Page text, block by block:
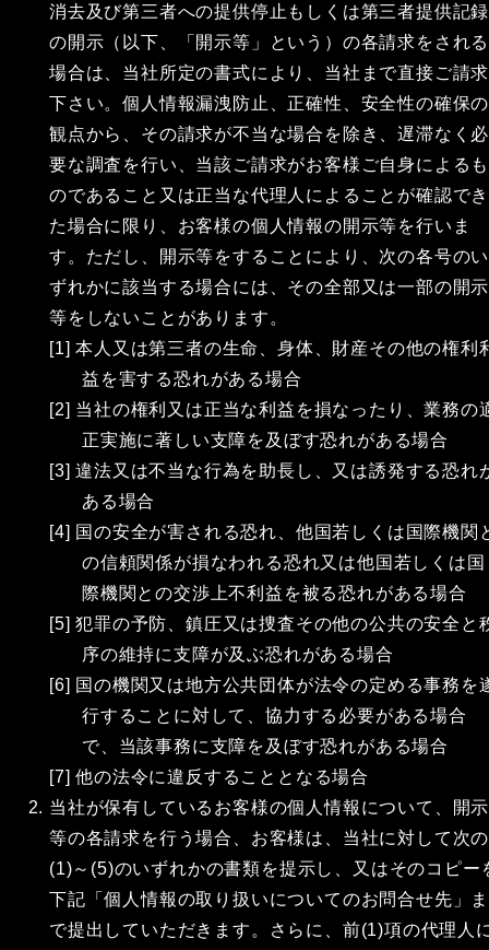
消去及び第三者への提供停止もしくは第三者提供記録
の開示（以下、「開示等」という）の各請求をされる
場合は、当社所定の書式により、当社まで直接ご請求
下さい。個人情報漏洩防止、正確性、安全性の確保の
観点から、その請求が不当な場合を除き、遅滞なく必
要な調査を行い、当該ご請求がお客様ご自身によるも
のであること又は正当な代理人によることが確認でき
た場合に限り、お客様の個人情報の開示等を行いま
す。ただし、開示等をすることにより、次の各号のい
ずれかに該当する場合には、その全部又は一部の開示
等をしないことがあります。
[1] 本人又は第三者の生命、身体、財産その他の権利
益を害する恐れがある場合
[2] 当社の権利又は正当な利益を損なったり、業務の
正実施に著しい支障を及ぼす恐れがある場合
[3] 違法又は不当な行為を助長し、又は誘発する恐れ
ある場合
[4] 国の安全が害される恐れ、他国若しくは国際機関
の信頼関係が損なわれる恐れ又は他国若しくは国
際機関との交渉上不利益を被る恐れがある場合
[5] 犯罪の予防、鎮圧又は捜査その他の公共の安全と
序の維持に支障が及ぶ恐れがある場合
[6] 国の機関又は地方公共団体が法令の定める事務を
行することに対して、協力する必要がある場合
で、当該事務に支障を及ぼす恐れがある場合
[7] 他の法令に違反することとなる場合
当社が保有しているお客様の個人情報について、開示
等の各請求を行う場合、お客様は、当社に対して次の
(1)～(5)のいずれかの書類を提示し、又はそのコピー
下記「個人情報の取り扱いについてのお問合せ先」ま
で提出していただきます。さらに、前(1)項の代理人